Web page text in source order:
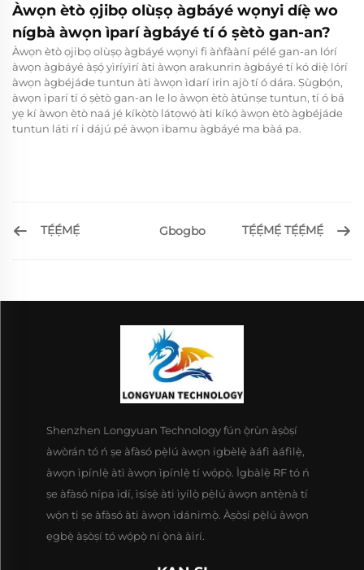
Àwọn ètò ọjibọ olùṣọ àgbáyé wọnyi díẹ̀ wo
nígbà àwọn ìparí àgbáyé tí ó ṣètò gan-an?
Àwọn ètò ọjibọ olùṣọ àgbáyé wọnyi fi àǹfààní pélé gan-an lórí
àwọn àgbáyé àṣọ́ yìríyìrí àti àwọn arakunrin àgbáyé tí kó diẹ̀ lórí
àwọn àgbéjáde tuntun àti àwọn ìdarí irin ajò tí ó dára. Ṣùgbọ́n,
àwọn ìparí tí ó ṣètò gan-an le lo àwọn ètò àtúnṣe tuntun, tí ó bá
yẹ kí àwọn ètò naá jẹ́ kíkọ̀tọ̀ látọwọ́ àti kíkọ́ àwọn ètò àgbéjáde
tuntun láti rí i dájú pé àwọn ibamu àgbáyé ma bàá pa.
TẸ́Ẹ́MẸ́ Gbogbo TẸ́Ẹ́MẸ́ TẸ́Ẹ́MẸ́
Shenzhen Longyuan Technology fún ọ̀rùn àṣòṣí
àwòrán tó ń ṣe àfàsó pẹ̀lú àwọn igbèlẹ̀ àáfì àáfìlẹ̀,
àwọn ìpínlẹ̀ àtì àwọn ìpínlẹ̀ tí wọ́pọ̀. Ìgbàlẹ̀ RF tó ń
ṣe àfàsó nípa ìdí, ìṣíṣẹ̀ àti ìyílọ̀ pẹ̀lú àwọn antẹ̀nà tí
wọ́n ti ṣe àfàsó àti àwọn ìdánimọ̀. Àṣòṣí pẹ̀lú àwọn
ẹgbẹ̀ àṣòṣí tó wọ́pọ̀ ní ọ̀nà àìrí.